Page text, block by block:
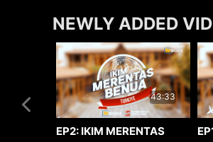
NEWLY ADDED
43:33
EP2: IKIM MERENTAS